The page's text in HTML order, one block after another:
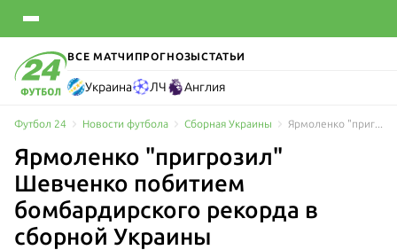
ВСЕ МАТЧИ ПРОГНОЗЫСТАТЬИ
Украина ЛЧ Англия
Футбол 24 Новости футбола Сборная Украины
Ярмоленко "пригрозил"
Шевченко побитием
бомбардирского рекорда в
сборной Украины